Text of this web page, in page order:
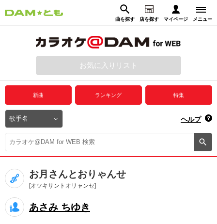
曲を探す 店を探す マイページ メニュー
動画からさがす 録音からさがす
ログイン
プレミアムサービス
DAM★とも動画
DAM★とも録音
カラオケ＠DAM
ユーザー検索
キャンペーン
お気に入りリスト
新曲 ランキング 特集
ヘルプ
お月さんとおりゃんせ
[オツキサントオリャンセ]
あさみ ちゆき